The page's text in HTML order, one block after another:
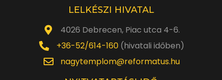
LELKÉSZI HIVATAL
4026 Debrecen, Piac utca 4-6.
+36-52/614-160(hivatali időben)
nagytemplom@reformatus.hu